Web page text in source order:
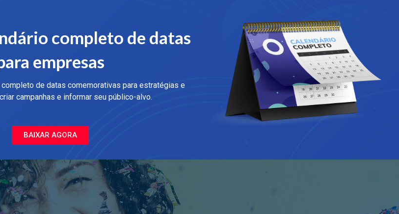
completo de datas
empresas
completo de datas comemorativas para estratégias e
campanhas e informar seu público-alvo.
BAIXAR AGORA